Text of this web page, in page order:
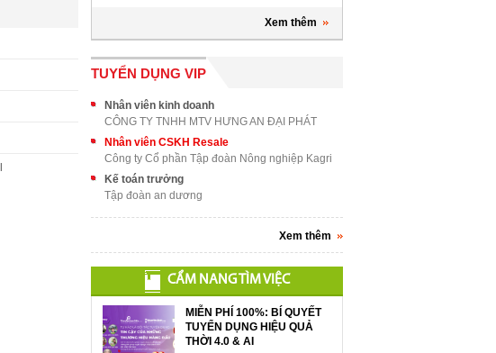
Xem thêm
TUYỂN DỤNG VIP
Nhân viên kinh doanh
CÔNG TY TNHH MTV HƯNG AN ĐẠI PHÁT
Nhân viên CSKH Resale
Công ty Cổ phần Tập đoàn Nông nghiệp Kagri
Kế toán trưởng
Tập đoàn an dương
Xem thêm
CẨM NANG TÌM VIỆC
MIỄN PHÍ 100%: BÍ QUYẾT
TUYỂN DỤNG HIỆU QUẢ
THỜI 4.0 & AI